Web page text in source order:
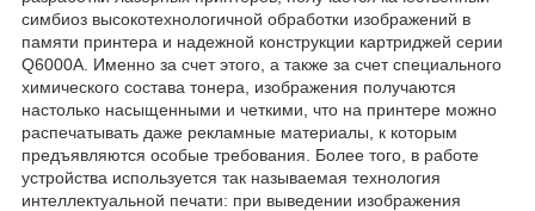
симбиоз высокотехнологичной обработки изображений в
памяти принтера и надежной конструкции картриджей серии
Q6000A. Именно за счет этого, а также за счет специального
химического состава тонера, изображения получаются
настолько насыщенными и четкими, что на принтере можно
распечатывать даже рекламные материалы, к которым
предъявляются особые требования. Более того, в работе
устройства используется так называемая технология
интеллектуальной печати: при выведении изображения